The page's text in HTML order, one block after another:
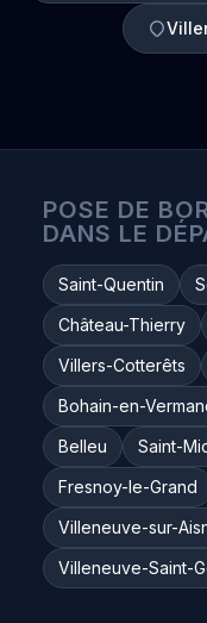
POSE DE
DANS LE
Saint-Quentin
Château-Thierry
Villers-Cotterêts
Bohain-en-
Belleu
Saint-
Fresnoy-le-Grand
Villeneuve-sur-
Villeneuve-Saint-